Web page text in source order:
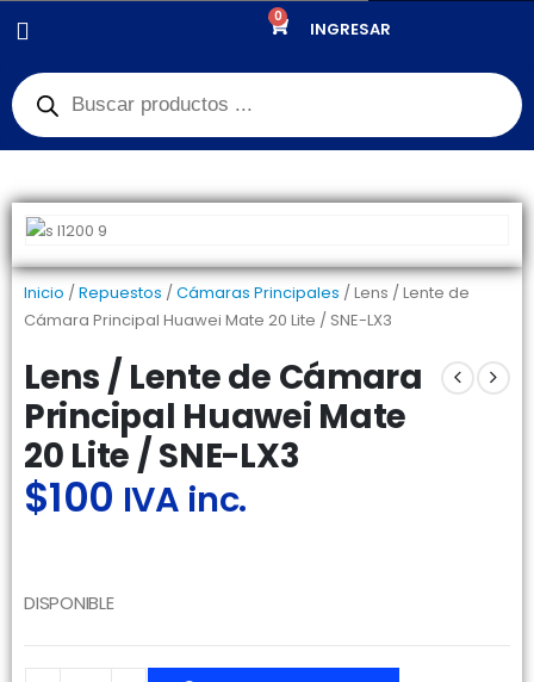
0
INGRESAR
CÁMARAS PRINCIPALES
Inicio /Repuestos /Cámaras Principales / Lens / Lente de
Cámara Principal Huawei Mate 20 Lite / SNE-LX3
Lens / Lente de Cámara
Principal Huawei Mate
20 Lite / SNE-LX3
$100 IVA inc.
DISPONIBLE